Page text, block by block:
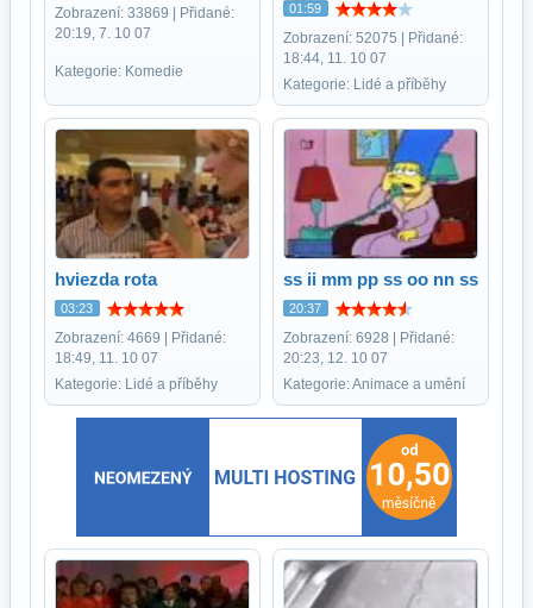
Zobrazení: 33869 | Přidané:
20:19, 7. 10 07
Kategorie: Komedie
01:59
Zobrazení: 52075 | Přidané:
18:44, 11. 10 07
Kategorie: Lidé a příběhy
hviezda rota
03:23
Zobrazení: 4669 | Přidané:
18:49, 11. 10 07
Kategorie: Lidé a příběhy
ss ii mm pp ss oo nn ss
20:37
Zobrazení: 6928 | Přidané:
20:23, 12. 10 07
Kategorie: Animace a umění